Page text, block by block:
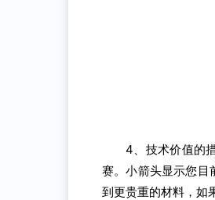
4、技术价值的
赛。小箭头显示您目
到更贵重的材料，如